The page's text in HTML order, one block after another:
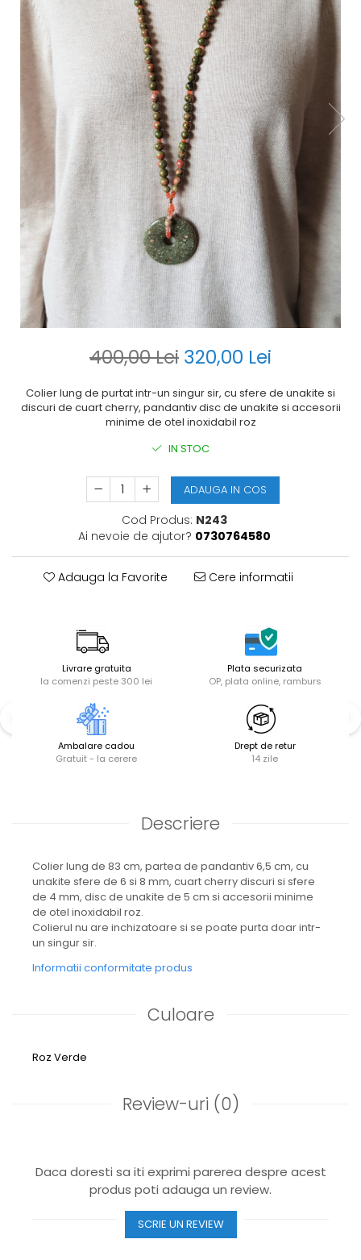
400,00 Lei 320,00 Lei
Colier lung de purtat intr-un singur sir, cu sfere de unakite si
discuri de cuart cherry, pandantiv disc de unakite si accesorii
minime de otel inoxidabil roz
IN STOC
ADAUGA IN COS
Cod Produs: N243
Ai nevoie de ajutor? 0730764580
Adauga la Favorite Cere informatii
Livrare gratuita
la comenzi peste 300 lei
Plata securizata
OP, plata online, ramburs
Ambalare cadou
Gratuit - la cerere
Drept de retur
14 zile
Descriere
Colier lung de 83 cm, partea de pandantiv 6,5 cm, cu
unakite sfere de 6 si 8 mm, cuart cherry discuri si sfere
de 4 mm, disc de unakite de 5 cm si accesorii minime
de otel inoxidabil roz.
Colierul nu are inchizatoare si se poate purta doar intr-
un singur sir.
Informatii conformitate produs
Culoare
Roz Verde
Review-uri (0)
Daca doresti sa iti exprimi parerea despre acest
produs poti adauga un review.
SCRIE UN REVIEW